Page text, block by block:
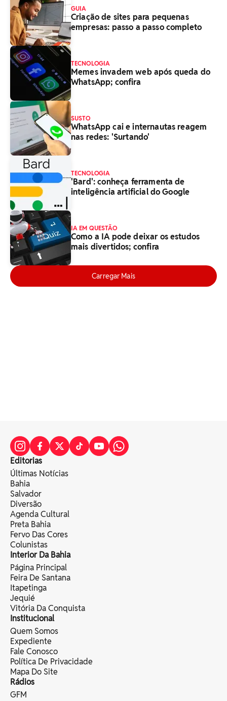
GUIA
Criação de sites para pequenas
empresas: passo a passo completo
TECNOLOGIA
Memes invadem web após queda do
WhatsApp; confira
SUSTO
WhatsApp cai e internautas reagem
nas redes: 'Surtando'
TECNOLOGIA
'Bard': conheça ferramenta de
inteligência artificial do Google
IA EM QUESTÃO
Como a IA pode deixar os estudos
mais divertidos; confira
Carregar Mais
Editorias
Últimas Notícias
Bahia
Salvador
Diversão
Agenda Cultural
Preta Bahia
Fervo Das Cores
Colunistas
Interior Da Bahia
Página Principal
Feira De Santana
Itapetinga
Jequié
Vitória Da Conquista
Institucional
Quem Somos
Expediente
Fale Conosco
Política De Privacidade
Mapa Do Site
Rádios
GFM